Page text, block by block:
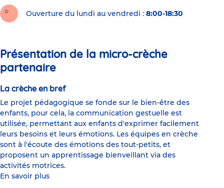
Ouverture du lundi au vendredi : 8:00-18:30
Présentation de la micro-crèche
partenaire
La crèche en bref
Le projet pédagogique se fonde sur le bien-être des
enfants, pour cela, la communication gestuelle est
utilisée, permettant aux enfants d'exprimer facilement
leurs besoins et leurs émotions. Les équipes en crèche
sont à l'écoute des émotions des tout-petits, et
proposent un apprentissage bienveillant via des
activités motrices.
En savoir plus